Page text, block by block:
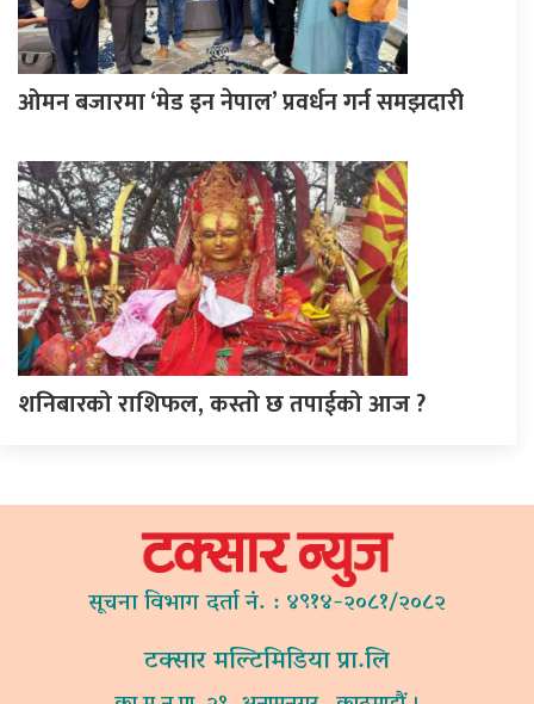
ओमन बजारमा ‘मेड इन नेपाल’ प्रवर्धन गर्न समझदारी
शनिबारको राशिफल, कस्तो छ तपाईको आज ?
सूचना विभाग दर्ता नं. : ४९१४-२०८१/२०८२
टक्सार मल्टिमिडिया प्रा.लि